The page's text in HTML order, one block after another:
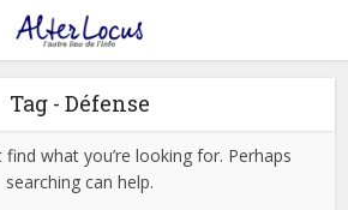
Tag - Défense
find what you’re looking for. Perhaps
searching can help.